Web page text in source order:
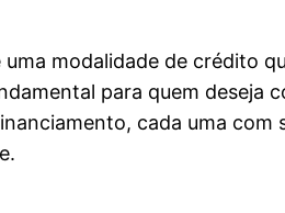
modalidade de crédito
para quem deseja
cada uma